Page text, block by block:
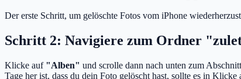
Der erste Schritt, um gelöschte Fotos vom iPhone
Schritt 2: Navigiere zum Ordner
Klicke auf "Alben" und scrolle dann nach unten zum
Tage her ist, dass du dein Foto gelöscht hast, sollte es in Klicke